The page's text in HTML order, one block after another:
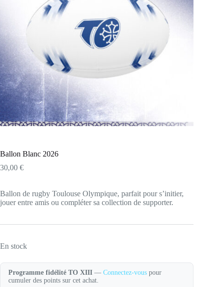
Ballon Blanc 2026
30,00 €
Ballon de rugby Toulouse Olympique, parfait pour s’initier,
jouer entre amis ou compléter sa collection de supporter.
En stock
Programme fidélité TO XIII — Connectez-vous pour
cumuler des points sur cet achat.